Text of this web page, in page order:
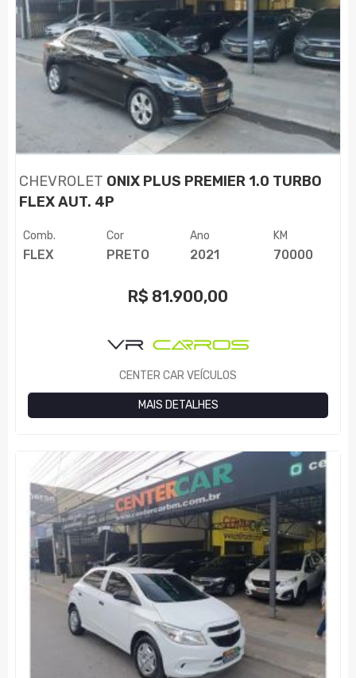
CHEVROLET ONIX PLUS PREMIER 1.0 TURBO
FLEX AUT. 4P
Comb.
FLEX
Cor
PRETO
Ano
2021
KM
70000
R$ 81.900,00
CENTER CAR VEÍCULOS
MAIS DETALHES